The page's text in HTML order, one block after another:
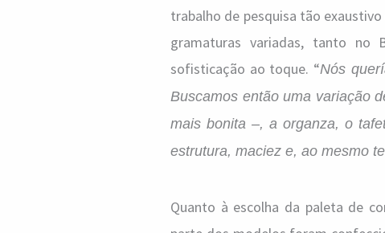
trabalho de pesquisa tão
gramaturas variadas, tanto no
sofisticação ao toque. “Nós
Buscamos então uma variação
mais bonita –, a organza, o
estrutura, maciez e, ao mesmo
Quanto à escolha da paleta de